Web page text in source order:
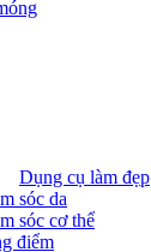
Dụng cụ làm đẹp
sóc da
sóc cơ thể
điểm